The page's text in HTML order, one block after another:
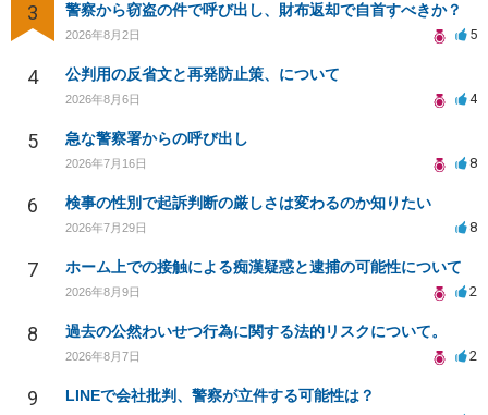
3 警察から窃盗の件で呼び出し、財布返却で自首すべきか？
2026年8月2日 5
4 公判用の反省文と再発防止策、について
2026年8月6日 4
5 急な警察署からの呼び出し
2026年7月16日 8
6 検事の性別で起訴判断の厳しさは変わるのか知りたい
2026年7月29日 8
7 ホーム上での接触による痴漢疑惑と逮捕の可能性について
2026年8月9日 2
8 過去の公然わいせつ行為に関する法的リスクについて。
2026年8月7日 2
9 LINEで会社批判、警察が立件する可能性は？